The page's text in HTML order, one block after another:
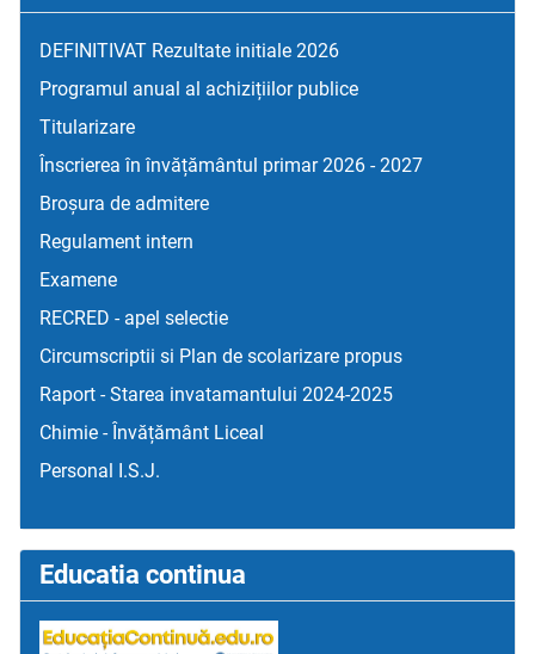
DEFINITIVAT Rezultate initiale 2026
Programul anual al achizițiilor publice
Titularizare
Înscrierea în învățământul primar 2026 - 2027
Broșura de admitere
Regulament intern
Examene
RECRED - apel selectie
Circumscriptii si Plan de scolarizare propus
Raport - Starea invatamantului 2024-2025
Chimie - Învățământ Liceal
Personal I.S.J.
Educatia continua